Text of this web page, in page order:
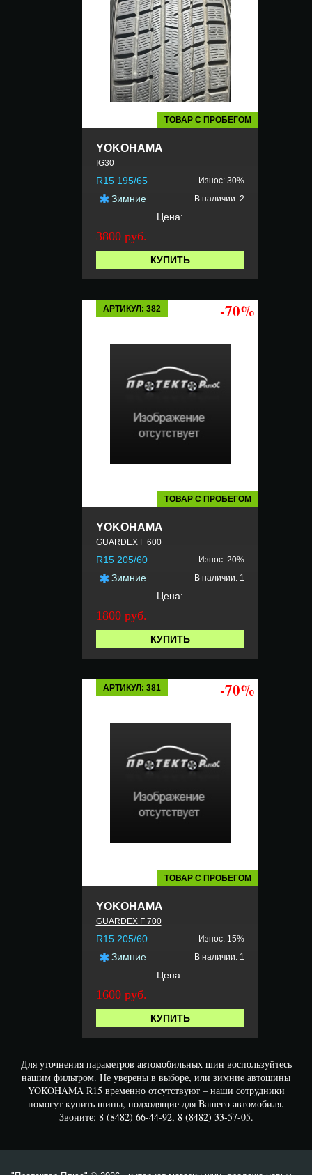
ТОВАР С ПРОБЕГОМ
YOKOHAMA
IG30
R15 195/65 Износ: 30%
Зимние В наличии: 2
Цена:
3800 руб.
КУПИТЬ
АРТИКУЛ: 382 -70%
ТОВАР С ПРОБЕГОМ
YOKOHAMA
GUARDEX F 600
R15 205/60 Износ: 20%
Зимние В наличии: 1
Цена:
1800 руб.
КУПИТЬ
АРТИКУЛ: 381 -70%
ТОВАР С ПРОБЕГОМ
YOKOHAMA
GUARDEX F 700
R15 205/60 Износ: 15%
Зимние В наличии: 1
Цена:
1600 руб.
КУПИТЬ
Для уточнения параметров автомобильных шин воспользуйтесь
нашим фильтром. Не уверены в выборе, или зимние автошины
YOKOHAMA R15 временно отсутствуют – наши сотрудники
помогут купить шины, подходящие для Вашего автомобиля.
Звоните: 8 (8482) 66-44-92, 8 (8482) 33-57-05.